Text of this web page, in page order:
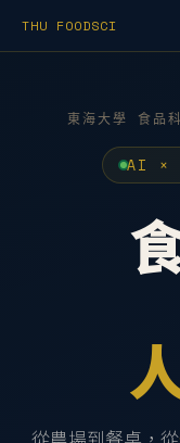
THU FOODSCI
東海大學 食品
AI ×